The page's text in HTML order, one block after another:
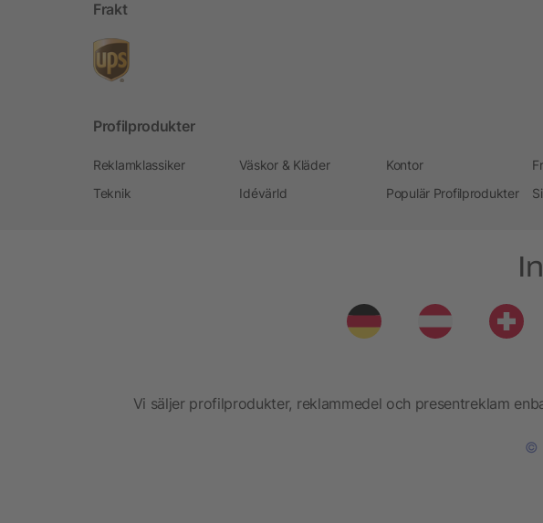
Frakt
Profilprodukter
Reklamklassiker Väskor & Kläder Kontor
Teknik
Idévärld Populär Profilprodukter
Vi säljer profilprodukter, reklammedel och presentreklam
©